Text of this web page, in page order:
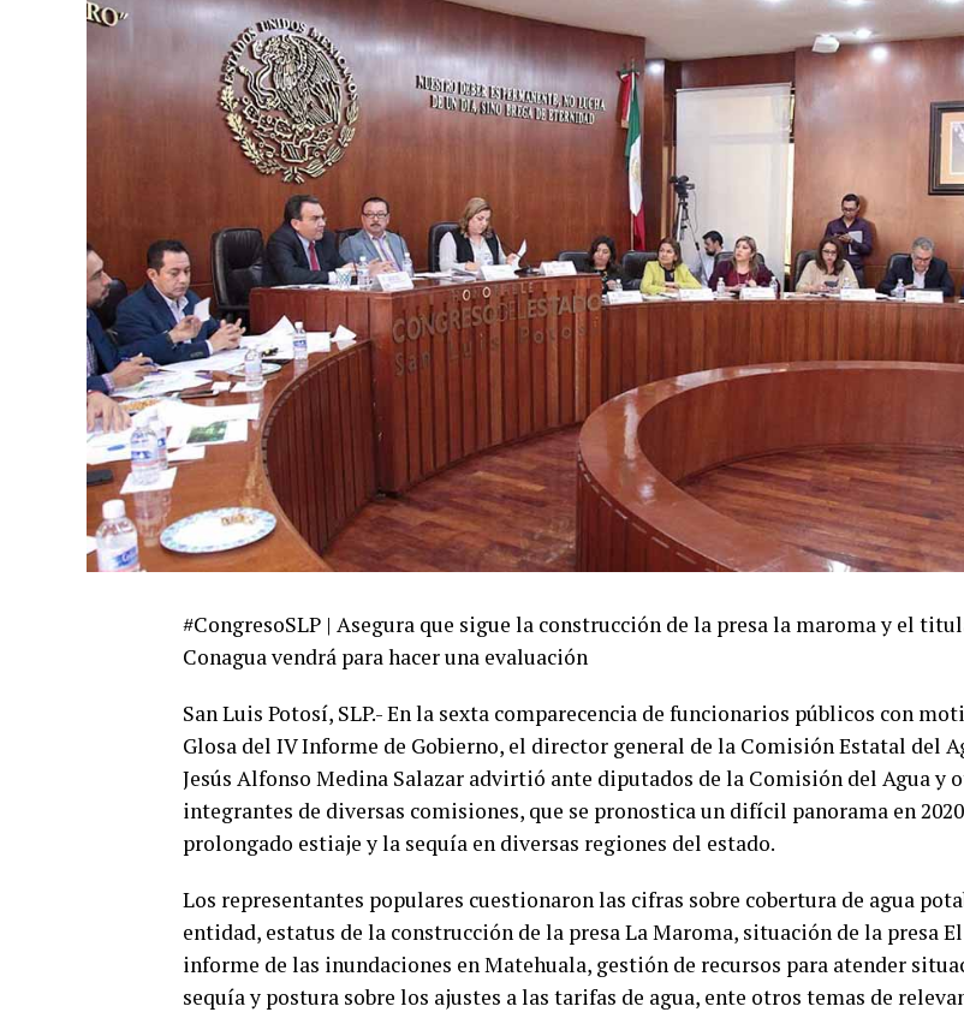
#CongresoSLP | Asegura que sigue la construcción de la presa la maroma y el
Conagua vendrá para hacer una evaluación
San Luis Potosí, SLP.- En la sexta comparecencia de funcionarios públicos con
Glosa del IV Informe de Gobierno, el director general de la Comisión Estatal del
Jesús Alfonso Medina Salazar advirtió ante diputados de la Comisión del Agua y
integrantes de diversas comisiones, que se pronostica un difícil panorama en
prolongado estiaje y la sequía en diversas regiones del estado.
Los representantes populares cuestionaron las cifras sobre cobertura de agua
entidad, estatus de la construcción de la presa La Maroma, situación de la presa
informe de las inundaciones en Matehuala, gestión de recursos para atender
sequía y postura sobre los ajustes a las tarifas de agua, ente otros temas de